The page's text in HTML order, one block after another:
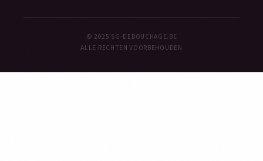
© 2025 SG-DEBOUCHAGE.BE
ALLE RECHTEN VOORBEHOUDEN